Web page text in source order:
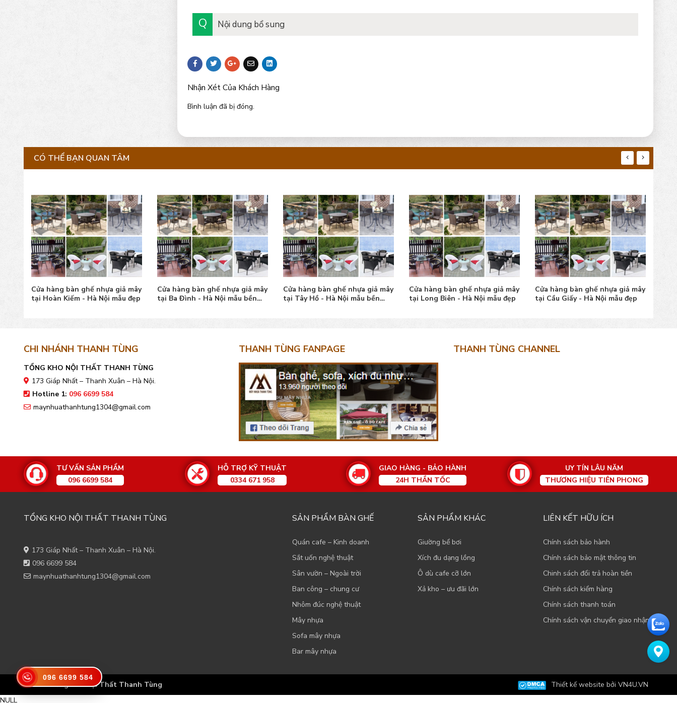
Nội dung bổ sung
Nhận Xét Của Khách Hàng
Bình luận đã bị đóng.
CÓ THỂ BẠN QUAN TÂM
Cửa hàng bàn ghế nhựa giả mây
tại Hoàn Kiếm - Hà Nội mẫu đẹp
Cửa hàng bàn ghế nhựa giả mây
tại Ba Đình - Hà Nội mẫu bền
Cửa hàng bàn ghế nhựa giả mây
tại Tây Hồ - Hà Nội mẫu bền
Cửa hàng bàn ghế nhựa giả mây
tại Long Biên - Hà Nội mẫu đẹp
Cửa hàng bàn ghế nhựa giả mây
tại Cầu Giấy - Hà Nội mẫu đẹp
CHI NHÁNH THANH TÙNG
TỔNG KHO NỘI THẤT THANH TÙNG
173 Giáp Nhất – Thanh Xuân – Hà Nội.
Hotline 1: 096 6699 584
maynhuathanhtung1304@gmail.com
THANH TÙNG FANPAGE THANH TÙNG CHANNEL
TƯ VẤN SẢN PHẨM
096 6699 584
HỖ TRỢ KỸ THUẬT
0334 671 958
GIAO HÀNG - BẢO HÀNH
24H THẦN TỐC
UY TÍN LÂU NĂM
THƯƠNG HIỆU TIÊN PHONG
TỔNG KHO NỘI THẤT THANH TÙNG
173 Giáp Nhất – Thanh Xuân – Hà Nội.
096 6699 584
maynhuathanhtung1304@gmail.com
SẢN PHẨM BÀN GHẾ
Quán cafe – Kinh doanh
Sắt uốn nghệ thuật
Sân vườn – Ngoài trời
Ban công – chung cư
Nhôm đúc nghệ thuật
Mây nhựa
Sofa mây nhựa
Bar mây nhựa
SẢN PHẨM KHÁC
Giường bể bơi
Xích đu dạng lồng
Ô dù cafe cỡ lớn
Xả kho – ưu đãi lớn
LIÊN KẾT HỮU ÍCH
Chính sách bảo hành
Chính sách bảo mật thông tin
Chinh sách đổi trả hoàn tiền
Chính sách kiểm hàng
Chính sách thanh toán
Chính sách vận chuyển giao nhận
© 2021Tổng Kho Nội Thất Thanh Tùng Thiết kế website bởi VN4U.VN
096 6699 584
NULL